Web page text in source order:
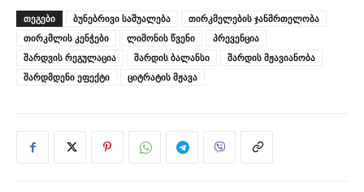
ᲗᲔᲒᲔᲑᲘ ბუნებრივი საშუალება
თირკმელების ჯანმრთელობა
თირკმლის კენჭები
ლიმონის წვენი
პრევენცია
შარდვის რეგულაცია
შარდის ბალანსი
შარდის მჟავიანობა
შარდმდენი ეფექტი
ციტრატის მჟავა